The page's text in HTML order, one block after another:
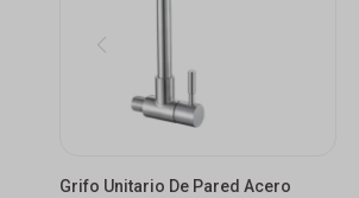
Grifo Unitario De Pared Acero